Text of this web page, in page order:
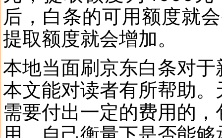
后，白条的可用额度就
提取额度就会增加。
本地当面刷京东白条对
本文能对读者有所帮助
需要付出一定的费用的